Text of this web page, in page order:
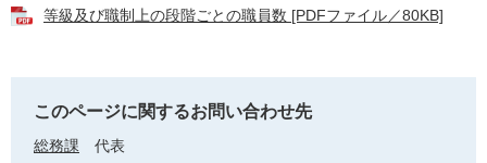
等級及び職制上の段階ごとの職員数 [PDFファイル／80KB]
このページに関するお問い合わせ先
総務課
代表